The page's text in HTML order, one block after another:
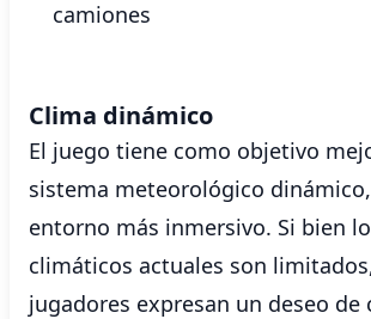
camiones
Clima dinámico
El juego tiene como objetivo
sistema meteorológico
entorno más inmersivo. Si bien
climáticos actuales son
jugadores expresan un deseo de